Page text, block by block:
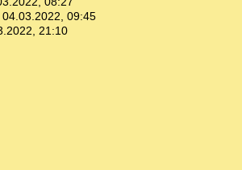
04.03.2022, 09:45
21:10